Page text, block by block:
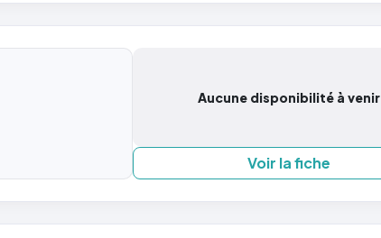
Aucune disponibilité à venir
Voir la fiche